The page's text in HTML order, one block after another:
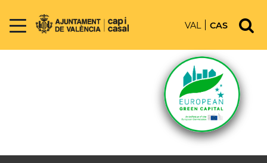
VAL CAS